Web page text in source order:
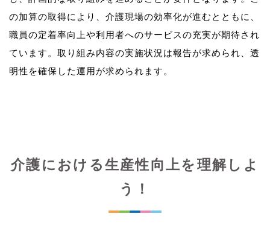
の加算の取得により、介護現場の効率化が進むとともに、
職員の定着率向上や利用者へのサービスの充実が期待され
ています。取り組み内容の実施状況は報告が求められ、透
介護における生産性向上を理解しよ
う！